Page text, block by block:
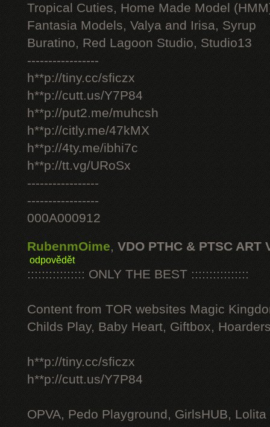
Tropical Cuties, Home Made Model
Fantasia Models, Valya and Irisa, Syrup
Buratino, Red Lagoon Studio, Studio13
-----------------
h**p://tiny.cc/sficzx
h**p://cutt.us/Y7P84
h**p://put2.me/muhcsh
h**p://citly.me/47kMX
h**p://4ty.me/ibhi7c
h**p://tt.vg/URoSx
-----------------
-----------------
000A000912
RubenmOime, VDO PTHC & PTSC ART
odpovědět
:::::::::::::::: ONLY THE BEST ::::::::::::::::
Content from TOR websites Magic
Childs Play, Baby Heart, Giftbox,
h**p://tiny.cc/sficzx
h**p://cutt.us/Y7P84
OPVA, Pedo Playground, GirlsHUB, Lolita